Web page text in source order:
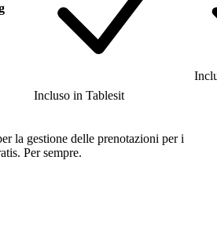
Incluso in Tablesit
la gestione delle prenotazioni per i
Per sempre.